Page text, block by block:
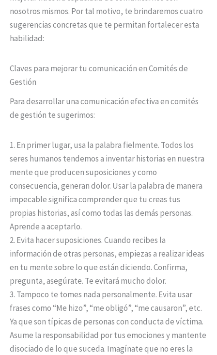
nosotros mismos. Por tal motivo, te brindaremos cuatro
sugerencias concretas que te permitan fortalecer esta
habilidad:
Claves para mejorar tu comunicación en Comités de
Gestión
Para desarrollar una comunicación efectiva en comités
de gestión te sugerimos:
1. En primer lugar, usa la palabra fielmente. Todos los
seres humanos tendemos a inventar historias en nuestra
mente que producen suposiciones y como
consecuencia, generan dolor. Usar la palabra de manera
impecable significa comprender que tu creas tus
propias historias, así como todas las demás personas.
Aprende a aceptarlo.
2. Evita hacer suposiciones. Cuando recibes la
información de otras personas, empiezas a realizar ideas
en tu mente sobre lo que están diciendo. Confirma,
pregunta, asegúrate. Te evitará mucho dolor.
3. Tampoco te tomes nada personalmente. Evita usar
frases como “Me hizo”, “me obligó”, “me causaron”, etc.
Ya que son típicas de personas con conducta de víctima.
Asume la responsabilidad por tus emociones y mantente
disociado de lo que suceda. Imagínate que no eres la